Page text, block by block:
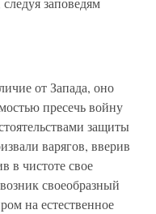
от Запада, оно
пресечь войну
защиты
варягов, вверив
в чистоте свое
своеобразный
на естественное